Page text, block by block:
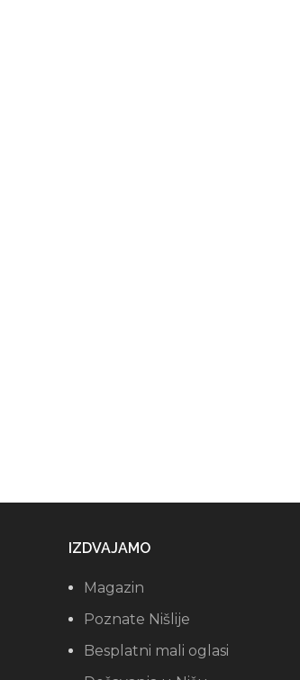
IZDVAJAMO
Magazin
Poznate Nišlije
Besplatni mali oglasi